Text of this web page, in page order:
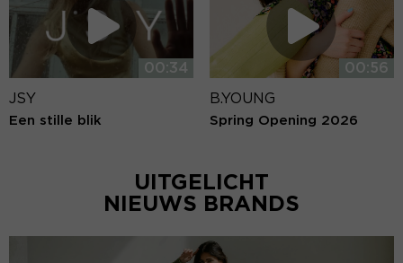
00:34
JSY
Een stille blik
00:56
B.YOUNG
Spring Opening 2026
UITGELICHT
NIEUWS BRANDS